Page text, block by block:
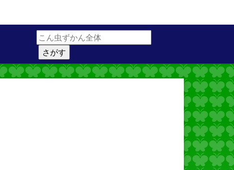
サイト内検索